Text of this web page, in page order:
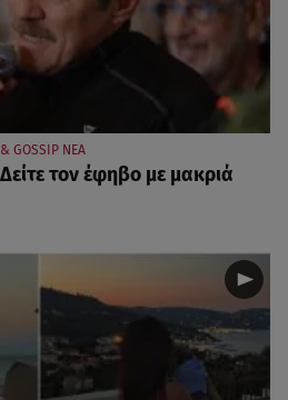
& GOSSIP ΝΕΑ
τον έφηβο με μακριά